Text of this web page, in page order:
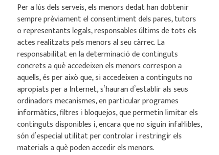
Per a lús dels serveis, els menors dedat han dobtenir
sempre prèviament el consentiment dels pares, tutors
o representants legals, responsables últims de tots els
actes realitzats pels menors al seu càrrec. La
responsabilitat en la determinació de continguts
concrets a què accedeixen els menors correspon a
aquells, és per això que, si accedeixen a continguts no
apropiats per a Internet, s’hauran d’establir als seus
ordinadors mecanismes, en particular programes
informàtics, filtres i bloquejos, que permetin limitar els
continguts disponibles i, encara que no siguin infal·libles,
són d’especial utilitat per controlar i restringir els
materials a què poden accedir els menors.